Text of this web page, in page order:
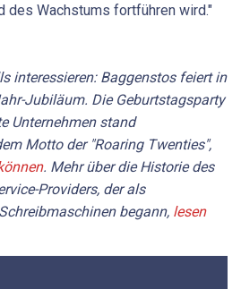
des Wachstums fortführen wird."
interessieren: Baggenstos feiert in
Jubiläum. Die Geburtstagsparty
Unternehmen stand
Motto der "Roaring Twenties",
. Mehr über die Historie des
Providers, der als
begann, lesen